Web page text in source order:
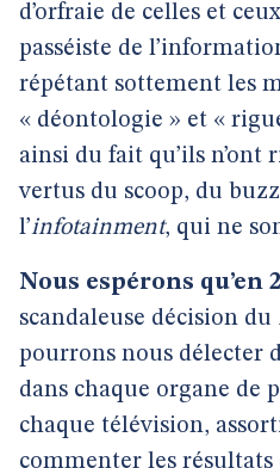
d’orfraie de celles et
passéiste de
répétant sottement les
« déontologie » et «
ainsi du fait qu’ils n’ont
vertus du scoop, du
l’infotainment, qui ne
Nous espérons qu’en
scandaleuse décision du
pourrons nous délecter
dans chaque organe de
chaque télévision,
commenter les résultats